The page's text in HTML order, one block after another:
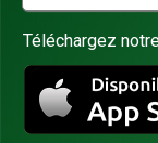
Téléchargez